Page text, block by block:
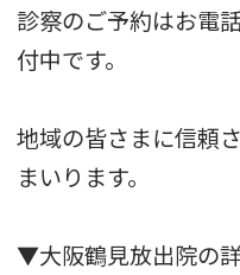
診察のご予約はお電
付中です。
地域の皆さまに信頼
まいります。
▼大阪鶴見放出院の